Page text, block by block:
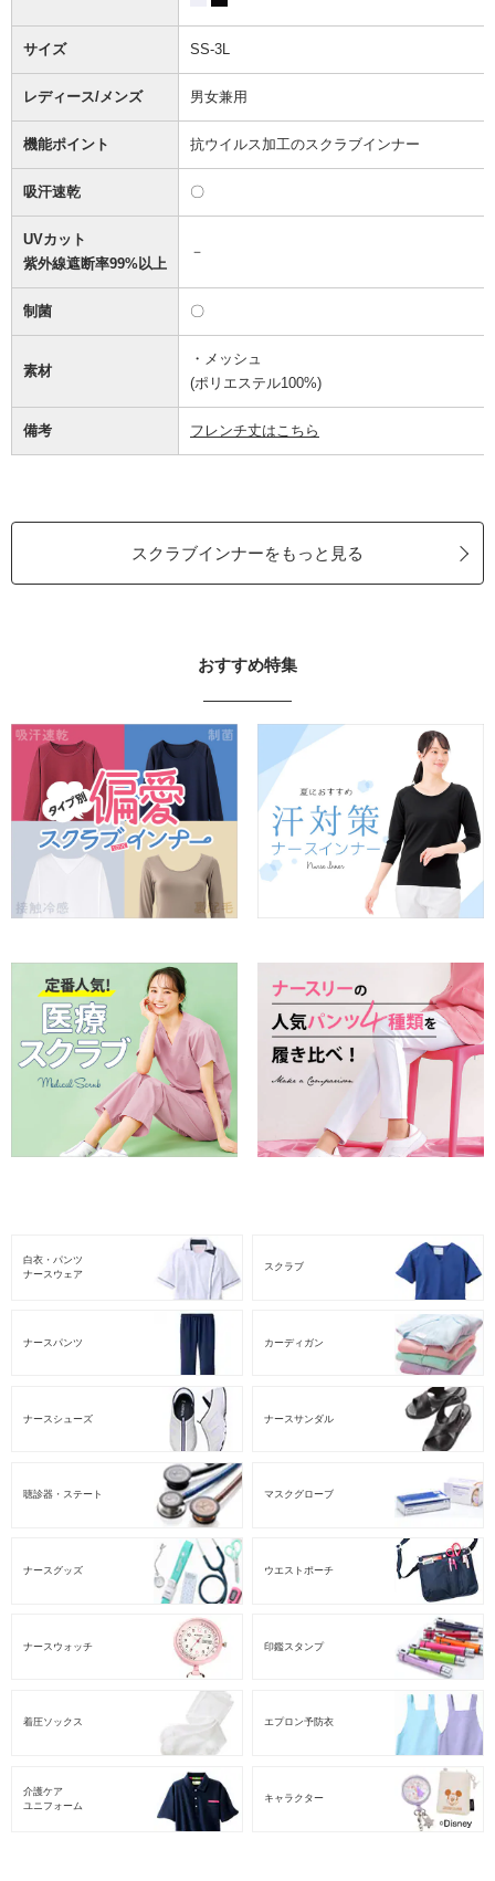
サイズ SS-3L
レディース/メンズ 男女兼用
機能ポイント 抗ウイルス加工のスクラブインナー
吸汗速乾 〇
UVカット
紫外線遮断率99%以上
－
制菌 〇
素材
・メッシュ
(ポリエステル100%)
備考 フレンチ丈はこちら
スクラブインナーをもっと見る
おすすめ特集
白衣・パンツ
ナースウェア
スクラブ
ナースパンツ カーディガン
ナースシューズ ナースサンダル
聴診器・ステート マスクグローブ
ナースグッズ ウエストポーチ
ナースウォッチ 印鑑スタンプ
着圧ソックス エプロン予防衣
介護ケア
ユニフォーム
キャラクター